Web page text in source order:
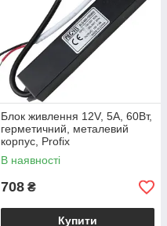
Блок живлення 12V, 5A, 60Вт,
герметичний, металевий
корпус, Profix
В наявності
708 ₴
Купити